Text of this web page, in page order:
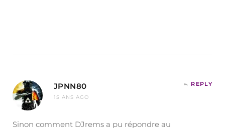
JPNN80
15 ANS AGO
REPLY
Sinon comment DJrems a pu répondre au